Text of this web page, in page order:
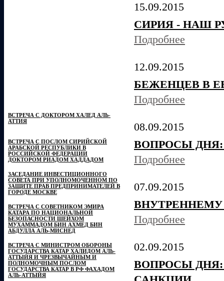
ВСТРЕЧА С ДОКТОРОМ ХАЛЕД АЛЬ-
АТТИЯ
ВСТРЕЧА С ПОСЛОМ СИРИЙСКОЙ
АРАБСКОЙ РЕСПУБЛИКИ В
РОССИЙСКОЙ ФЕДЕРАЦИИ
ДОКТОРОМ РИАДОМ ХАДДАДОМ
ЗАСЕДАНИЕ ИНВЕСТИЦИОННОГО
СОВЕТА ПРИ УПОЛНОМОЧЕННОМ ПО
ЗАЩИТЕ ПРАВ ПРЕДПРИНИМАТЕЛЕЙ В
ГОРОДЕ МОСКВЕ
ВСТРЕЧА С СОВЕТНИКОМ ЭМИРА
КАТАРА ПО НАЦИОНАЛЬНОЙ
БЕЗОПАСНОСТИ ШЕЙХОМ
МУХАММАДОМ БИН АХМЕД БИН
АБДУЛЛА АЛЬ-МИСНЕД
ВСТРЕЧА С МИНИСТРОМ ОБОРОНЫ
ГОСУДАРСТВА КАТАР ХАЛИДОМ АЛЬ-
АТТЫЙЯ И ЧРЕЗВЫЧАЙНЫМ И
ПОЛНОМОЧНЫМ ПОСЛОМ
ГОСУДАРСТВА КАТАР В РФ ФАХАДОМ
АЛЬ-АТТЫЙЯ
15.09.2015
СИРИЯ - НАШ
Подробнее
12.09.2015
БЕЖЕНЦЕВ В
Подробнее
08.09.2015
ВОПРОСЫ
Подробнее
07.09.2015
ВНУТРЕННЕМУ
Подробнее
02.09.2015
ВОПРОСЫ